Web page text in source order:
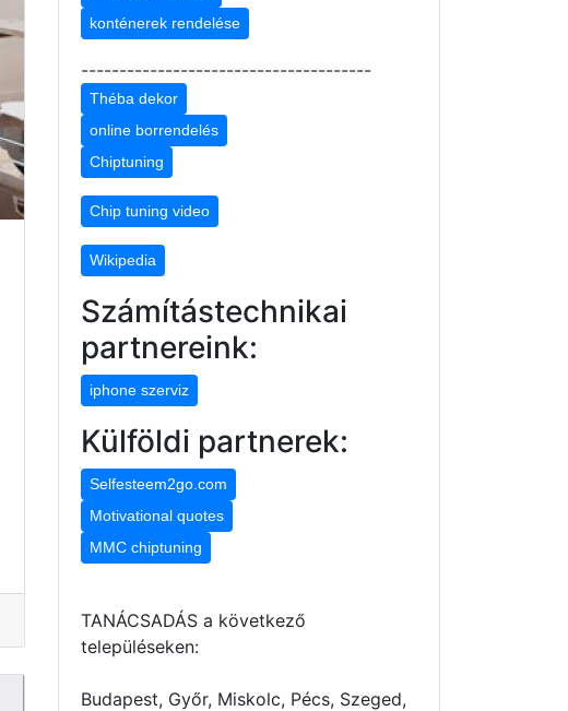
konténerek rendelése
--------------------------------------
Théba dekor
online borrendelés
Chiptuning
Chip tuning video
Wikipedia
Számítástechnikai
partnereink:
iphone szerviz
Külföldi partnerek:
Selfesteem2go.com
Motivational quotes
MMC chiptuning
TANÁCSADÁS a következő
településeken:
Budapest, Győr, Miskolc, Pécs, Szeged,